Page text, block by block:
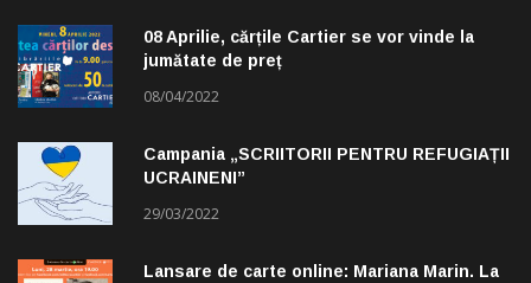
08 Aprilie, cărțile Cartier se vor vinde la
jumătate de preț
08/04/2022
Campania „SCRIITORII PENTRU REFUGIAȚII
UCRAINENI”
29/03/2022
Lansare de carte online: Mariana Marin. La